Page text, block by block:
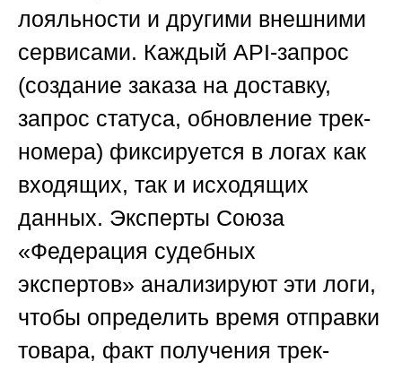
лояльности и другими внешними
сервисами. Каждый API-запрос
(создание заказа на доставку,
запрос статуса, обновление трек-
номера) фиксируется в логах как
входящих, так и исходящих
данных. Эксперты Союза
«Федерация судебных
экспертов» анализируют эти логи,
чтобы определить время отправки
товара, факт получения трек-